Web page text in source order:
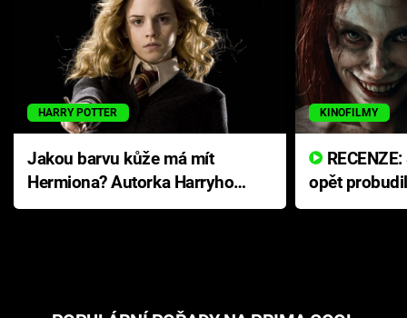
HARRY POTTER
Jakou barvu kůže má mít
Hermiona? Autorka Harryho
Pottera přišla s ráznou
KINOFILMY
opět
přichází s